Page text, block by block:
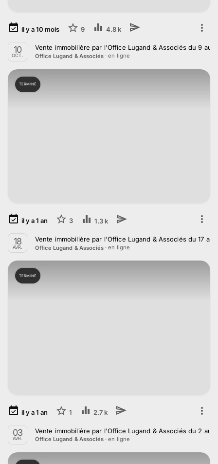
il y a10 mois 9 4.8 k
10
OCT.
Vente immobilière par l'Office Lugand & Associés du 9 au
Office Lugand & Associés· en ligne
TERMINÉ
il y a1 an 3 1.3 k
18
AVR.
Vente immobilière par l'Office Lugand & Associés du 17 au
Office Lugand & Associés· en ligne
TERMINÉ
il y a1 an 1 2.7 k
03
AVR.
Vente immobilière par l'Office Lugand & Associés du 2 au
Office Lugand & Associés· en ligne